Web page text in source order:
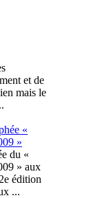
et de
mais le
«
»
du «
» aux
édition
...